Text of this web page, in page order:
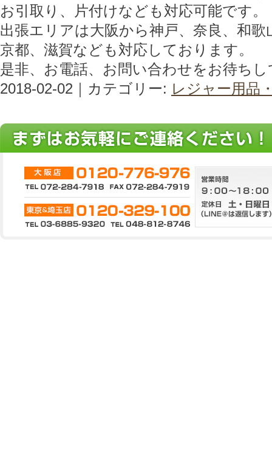
お引取り、片付けなども対応可能です。
出張エリアは大阪から神戸、奈良、和歌
京都、滋賀なども対応しております。
是非、お電話、お問い合わせをお待ち
2018-02-02｜カテゴリー: レジャー用品